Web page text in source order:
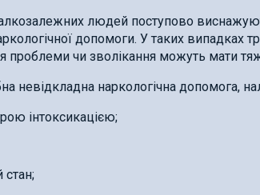
людей поступово
допомоги. У таких випадках
проблеми чи зволікання можуть мати
невідкладна наркологічна допомога,
інтоксикацією;
стан;